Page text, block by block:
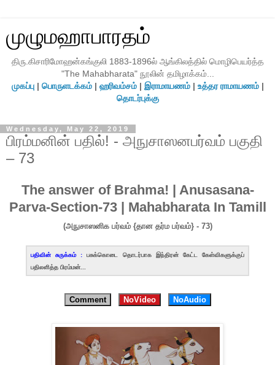
முழுமஹாபாரதம்
திரு.கிசாரிமோஹன்கங்குலி 1883-1896ல் ஆங்கிலத்தில் மொழிபெயர்த்த
"The Mahabharata" நூலின் தமிழாக்கம்...
முகப்பு| பொருளடக்கம்| ஹரிவம்சம்| இராமாயணம்| உத்தர ராமாயணம்|
தொடர்புக்கு
Wednesday, May 22, 2019
பிரம்மனின் பதில்! - அநுசாஸனபர்வம் பகுதி
– 73
The answer of Brahma! | Anusasana-
Parva-Section-73 | Mahabharata In Tamill
(அநுசாஸனிக பர்வம் {தான தர்ம பர்வம்} - 73)
பதிவின் சுருக்கம் : பசுக்கொடை தொடர்பாக இந்திரன் கேட்ட கேள்விகளுக்குப்
பதிலளித்த பிரம்மன்...
Comment NoVideo NoAudio